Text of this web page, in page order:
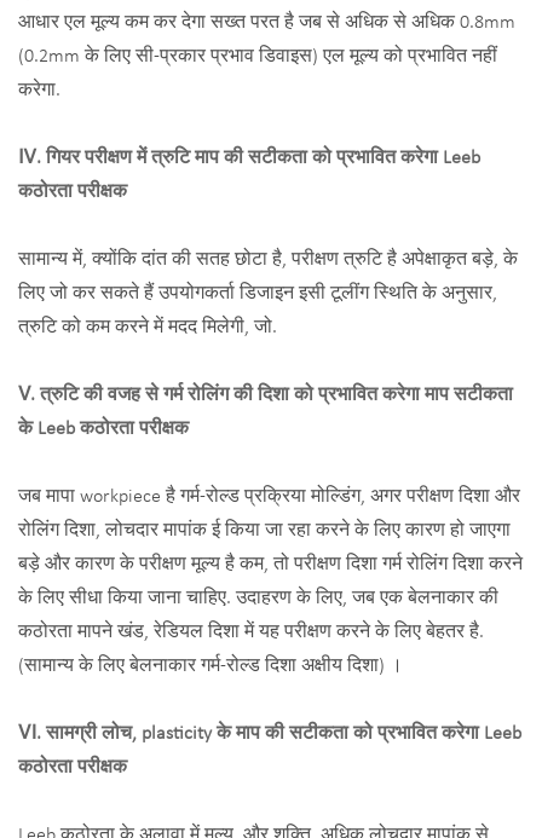
आधार एल मूल्य कम कर देगा सख्त परत है जब से अधिक से अधिक 0.8mm
(0.2mm के लिए सी-प्रकार प्रभाव डिवाइस) एल मूल्य को प्रभावित नहीं
करेगा.
Ⅳ. गियर परीक्षण में त्रुटि माप की सटीकता को प्रभावित करेगा Leeb
कठोरता परीक्षक
सामान्य में, क्योंकि दांत की सतह छोटा है, परीक्षण त्रुटि है अपेक्षाकृत बड़े, के
लिए जो कर सकते हैं उपयोगकर्ता डिजाइन इसी टूलींग स्थिति के अनुसार,
त्रुटि को कम करने में मदद मिलेगी, जो.
Ⅴ. त्रुटि की वजह से गर्म रोलिंग की दिशा को प्रभावित करेगा माप सटीकता
के Leeb कठोरता परीक्षक
जब मापा workpiece है गर्म-रोल्ड प्रक्रिया मोल्डिंग, अगर परीक्षण दिशा और
रोलिंग दिशा, लोचदार मापांक ई किया जा रहा करने के लिए कारण हो जाएगा
बड़े और कारण के परीक्षण मूल्य है कम, तो परीक्षण दिशा गर्म रोलिंग दिशा करने
के लिए सीधा किया जाना चाहिए. उदाहरण के लिए, जब एक बेलनाकार की
कठोरता मापने खंड, रेडियल दिशा में यह परीक्षण करने के लिए बेहतर है.
(सामान्य के लिए बेलनाकार गर्म-रोल्ड दिशा अक्षीय दिशा) ।
Ⅵ. सामग्री लोच, plasticity के माप की सटीकता को प्रभावित करेगा Leeb
कठोरता परीक्षक